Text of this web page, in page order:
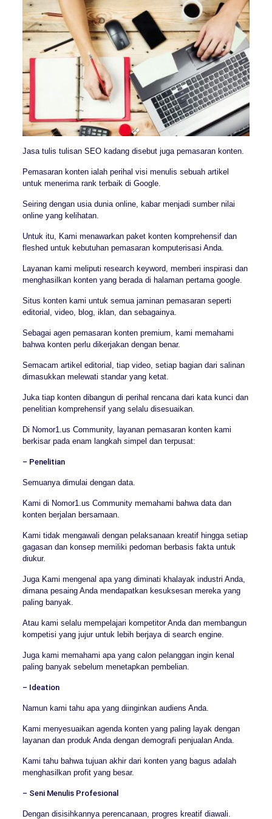
Jasa tulis tulisan SEO kadang disebut juga pemasaran konten.
Pemasaran konten ialah perihal visi menulis sebuah artikel
untuk menerima rank terbaik di Google.
Seiring dengan usia dunia online, kabar menjadi sumber nilai
online yang kelihatan.
Untuk itu, Kami menawarkan paket konten komprehensif dan
fleshed untuk kebutuhan pemasaran komputerisasi Anda.
Layanan kami meliputi research keyword, memberi inspirasi dan
menghasilkan konten yang berada di halaman pertama google.
Situs konten kami untuk semua jaminan pemasaran seperti
editorial, video, blog, iklan, dan sebagainya.
Sebagai agen pemasaran konten premium, kami memahami
bahwa konten perlu dikerjakan dengan benar.
Semacam artikel editorial, tiap video, setiap bagian dari salinan
dimasukkan melewati standar yang ketat.
Juka tiap konten dibangun di perihal rencana dari kata kunci dan
penelitian komprehensif yang selalu disesuaikan.
Di Nomor1.us Community, layanan pemasaran konten kami
berkisar pada enam langkah simpel dan terpusat:
– Penelitian
Semuanya dimulai dengan data.
Kami di Nomor1.us Community memahami bahwa data dan
konten berjalan bersamaan.
Kami tidak mengawali dengan pelaksanaan kreatif hingga setiap
gagasan dan konsep memiliki pedoman berbasis fakta untuk
diukur.
Juga Kami mengenal apa yang diminati khalayak industri Anda,
dimana pesaing Anda mendapatkan kesuksesan mereka yang
paling banyak.
Atau kami selalu mempelajari kompetitor Anda dan membangun
kompetisi yang jujur untuk lebih berjaya di search engine.
Juga kami memahami apa yang calon pelanggan ingin kenal
paling banyak sebelum menetapkan pembelian.
– Ideation
Namun kami tahu apa yang diinginkan audiens Anda.
Kami menyesuaikan agenda konten yang paling layak dengan
layanan dan produk Anda dengan demografi penjualan Anda.
Kami tahu bahwa tujuan akhir dari konten yang bagus adalah
menghasilkan profit yang besar.
– Seni Menulis Profesional
Dengan disisihkannya perencanaan, progres kreatif diawali.